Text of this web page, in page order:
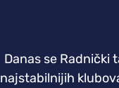
Danas se Radnički
najstabilnijih